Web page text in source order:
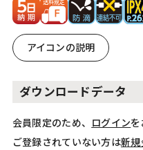
アイコンの説明
ダウンロードデータ
会員限定のため、 ログインを
ご登録されていない方は新